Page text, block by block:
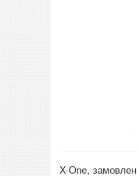
X-One,